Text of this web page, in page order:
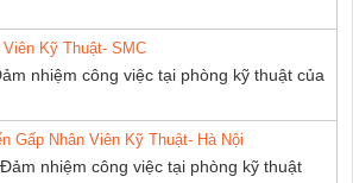
Kỹ Thuật- SMC
nhiệm công việc tại phòng kỹ thuật của
Gấp Nhân Viên Kỹ Thuật- Hà Nội
nhiệm công việc tại phòng kỹ thuật